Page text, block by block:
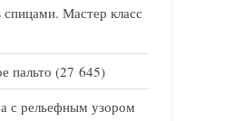
спицами. Мастер класс
пальто (27 645)
с рельефным узором